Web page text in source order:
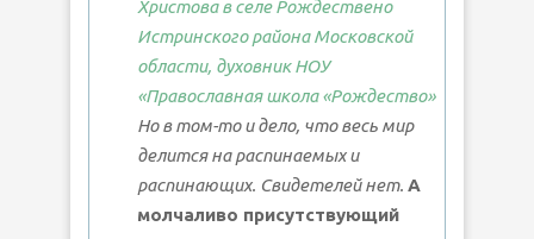
Христова в селе Рождествено
Истринского района Московской
области, духовник НОУ
«Православная школа «Рождество»
Но в том-то и дело, что весь мир
делится на распинаемых и
распинающих. Свидетелей нет. А
молчаливо присутствующий